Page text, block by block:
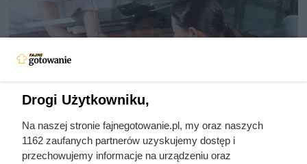
Drogi Użytkowniku,
Na naszej stronie fajnegotowanie.pl, my oraz naszych
1162 zaufanych partnerów uzyskujemy dostęp i
przechowujemy informacje na urządzeniu oraz